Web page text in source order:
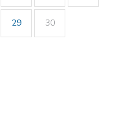
29 30